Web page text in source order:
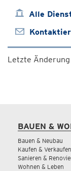
Alle
Letzte
BAUEN &
Bauen & Neubau
Kaufen & Verkaufen
Sanieren &
Wohnen & Leben